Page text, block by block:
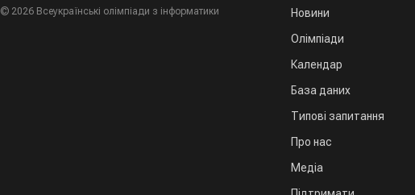
© 2026 Всеукраїнські олімпіади з інформатики
Новини
Олімпіади
Календар
База даних
Типові запитання
Про нас
Медіа